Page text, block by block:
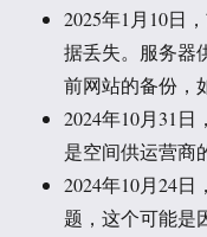
2025年1月10日
据丢失。服务器
前网站的备份，
2024年10月31
是空间供运营商
2024年10月24
题，这个可能是